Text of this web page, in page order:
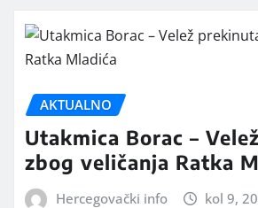
AKTUALNO
Utakmica Borac –
zbog veličanja Ratka
Hercegovački info kol 9,